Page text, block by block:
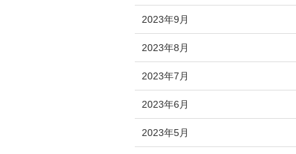
2023年9月
2023年8月
2023年7月
2023年6月
2023年5月